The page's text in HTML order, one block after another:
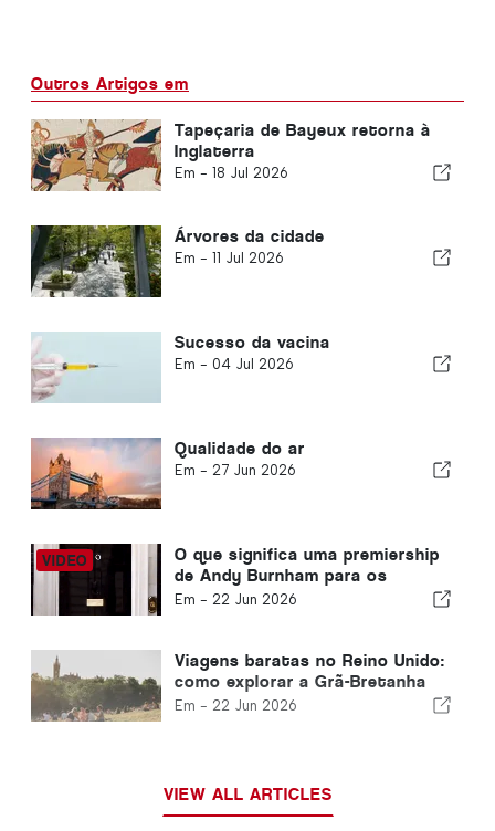
Outros Artigos em
Tapeçaria de Bayeux retorna à
Inglaterra
Em - 18 Jul 2026
Árvores da cidade
Em - 11 Jul 2026
Sucesso da vacina
Em - 04 Jul 2026
Qualidade do ar
Em - 27 Jun 2026
O que significa uma premiership
de Andy Burnham para os
expatriados britânicos que
Em - 22 Jun 2026
Viagens baratas no Reino Unido:
como explorar a Grã-Bretanha
com um orçamento pequeno
Em - 22 Jun 2026
VIEW ALL ARTICLES